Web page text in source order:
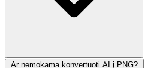
Ar nemokama konvertuoti AI į PNG?